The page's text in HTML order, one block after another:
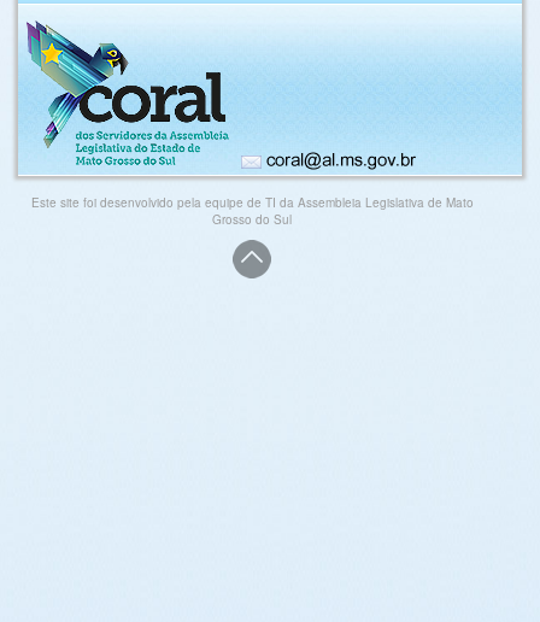
Este site foi desenvolvido pela equipe de TI da Assembleia Legislativa de Mato
Grosso do Sul